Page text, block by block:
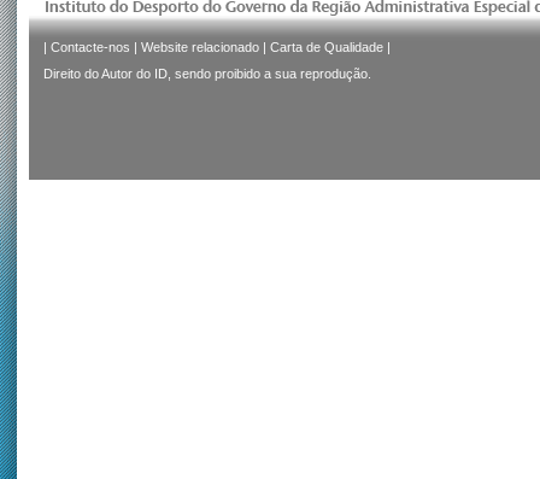
| Contacte-nos | Website relacionado | Carta de Qualidade |
Direito do Autor do ID, sendo proibido a sua reprodução.